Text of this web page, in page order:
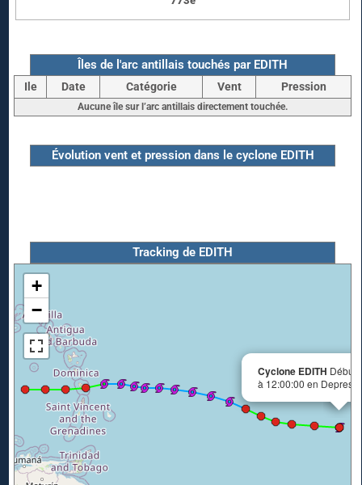
Îles de l'arc antillais touchés par EDITH
Ile Date Catégorie Vent Pression
Aucune île sur l’arc antillais directement touchée.
Évolution vent et pression dans le cyclone EDITH
Tracking de EDITH
Cyclone EDITH Début
à 12:00:00 en
+
−